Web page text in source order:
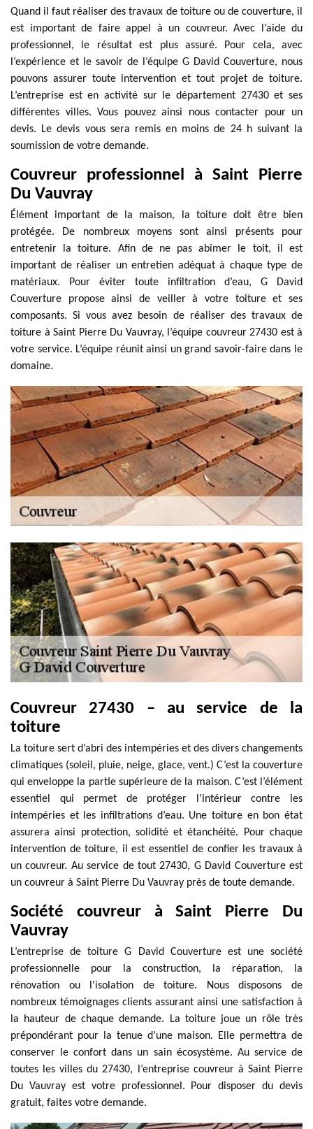
Quand il faut réaliser des travaux de toiture ou de couverture, il
est important de faire appel à un couvreur. Avec l’aide du
professionnel, le résultat est plus assuré. Pour cela, avec
l’expérience et le savoir de l’équipe G David Couverture, nous
pouvons assurer toute intervention et tout projet de toiture.
L’entreprise est en activité sur le département 27430 et ses
différentes villes. Vous pouvez ainsi nous contacter pour un
devis. Le devis vous sera remis en moins de 24 h suivant la
soumission de votre demande.
Couvreur professionnel à Saint Pierre
Du Vauvray
Élément important de la maison, la toiture doit être bien
protégée. De nombreux moyens sont ainsi présents pour
entretenir la toiture. Afin de ne pas abîmer le toit, il est
important de réaliser un entretien adéquat à chaque type de
matériaux. Pour éviter toute infiltration d’eau, G David
Couverture propose ainsi de veiller à votre toiture et ses
composants. Si vous avez besoin de réaliser des travaux de
toiture à Saint Pierre Du Vauvray, l’équipe couvreur 27430 est à
votre service. L’équipe réunit ainsi un grand savoir-faire dans le
domaine.
Couvreur 27430 – au service de la
toiture
La toiture sert d’abri des intempéries et des divers changements
climatiques (soleil, pluie, neige, glace, vent.) C’est la couverture
qui enveloppe la partie supérieure de la maison. C’est l’élément
essentiel qui permet de protéger l’intérieur contre les
intempéries et les infiltrations d’eau. Une toiture en bon état
assurera ainsi protection, solidité et étanchéité. Pour chaque
intervention de toiture, il est essentiel de confier les travaux à
un couvreur. Au service de tout 27430, G David Couverture est
un couvreur à Saint Pierre Du Vauvray près de toute demande.
Société couvreur à Saint Pierre Du
Vauvray
L’entreprise de toiture G David Couverture est une société
professionnelle pour la construction, la réparation, la
rénovation ou l'isolation de toiture. Nous disposons de
nombreux témoignages clients assurant ainsi une satisfaction à
la hauteur de chaque demande. La toiture joue un rôle très
prépondérant pour la tenue d’une maison. Elle permettra de
conserver le confort dans un sain écosystème. Au service de
toutes les villes du 27430, l’entreprise couvreur à Saint Pierre
Du Vauvray est votre professionnel. Pour disposer du devis
gratuit, faites votre demande.